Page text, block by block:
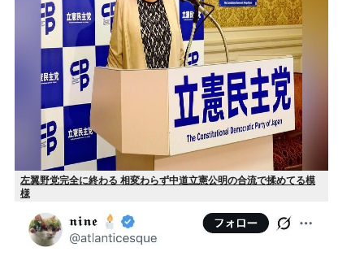
左翼野党完全に終わる 相変わらず中道立憲公明の合流で揉めてる模
様